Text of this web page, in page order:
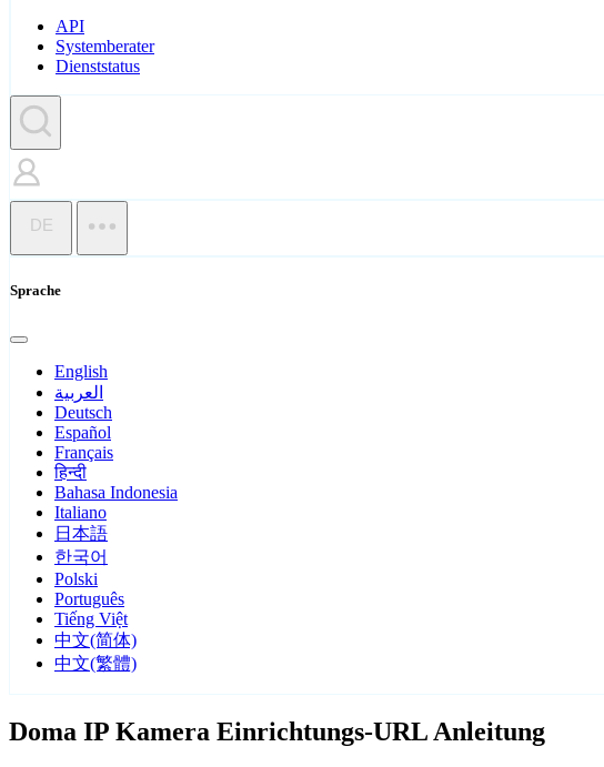
API
Systemberater
Dienststatus
DE
Sprache
English
العربية
Deutsch
Español
Français
हिन्दी
Bahasa Indonesia
Italiano
日本語
한국어
Polski
Português
Tiếng Việt
中文(简体)
中文(繁體)
Doma IP Kamera Einrichtungs-URL Anleitung